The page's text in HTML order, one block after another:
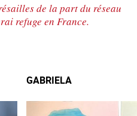
de la part du réseau
refuge en France.
GABRIELA